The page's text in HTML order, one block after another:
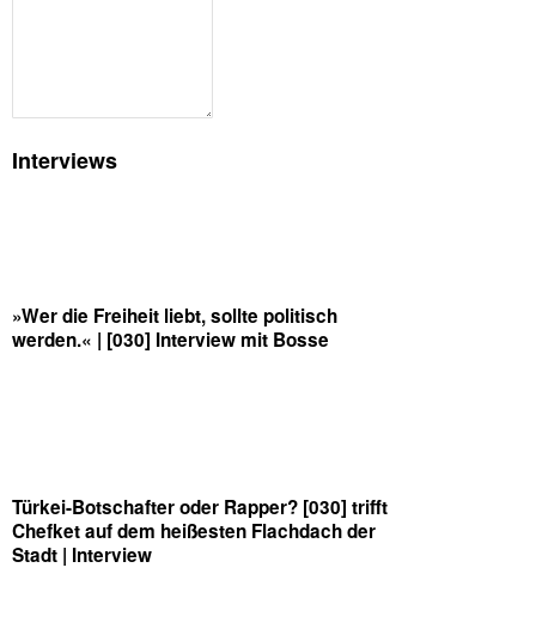
Interviews
»Wer die Freiheit liebt, sollte politisch
werden.« | [030] Interview mit Bosse
Türkei-Botschafter oder Rapper? [030] trifft
Chefket auf dem heißesten Flachdach der
Stadt | Interview